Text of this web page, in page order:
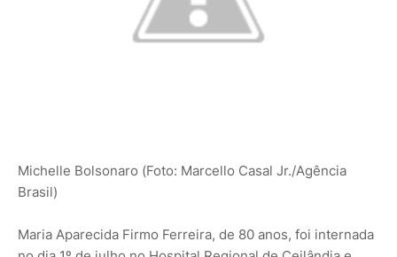
Michelle Bolsonaro (Foto: Marcello Casal Jr./Agência
Brasil)
Maria Aparecida Firmo Ferreira, de 80 anos, foi internada